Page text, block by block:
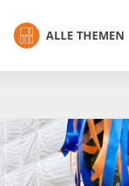
ALLE THEMEN